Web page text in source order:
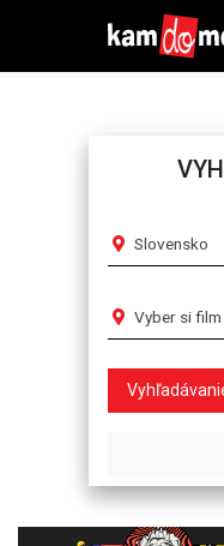
Slovensko
Vyber si film